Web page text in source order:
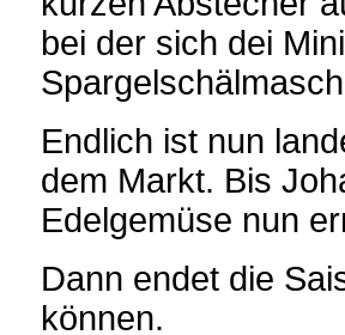
bei der sich dei
Endlich ist nun
dem Markt. Bis
Edelgemüse nun
Dann endet die
können.